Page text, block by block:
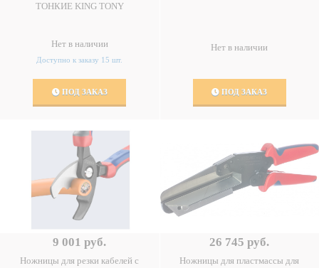
ТОНКИЕ KING TONY
Нет в наличии
Доступно к заказу 15 шт.
ПОД ЗАКАЗ
Нет в наличии
ПОД ЗАКАЗ
9 001 руб.
Ножницы для резки кабелей с
26 745 руб.
Ножницы для пластмассы для